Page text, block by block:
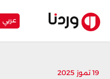
عربي
19 تموز 2025